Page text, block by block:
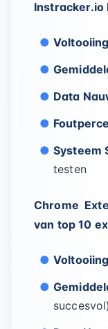
Instracker.io
Data
Systeem
testen
Chrome
van top 10
succesvol)